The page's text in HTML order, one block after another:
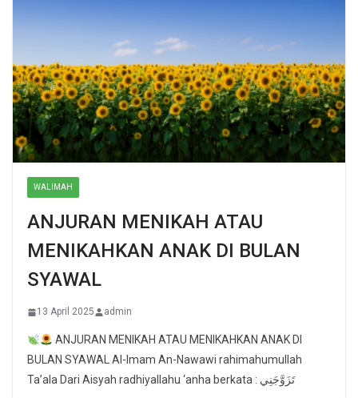
WALIMAH
ANJURAN MENIKAH ATAU
MENIKAHKAN ANAK DI BULAN
SYAWAL
13 April 2025 admin
ANJURAN MENIKAH ATAU MENIKAHKAN ANAK DI
BULAN SYAWAL Al-Imam An-Nawawi rahimahumullah
Ta’ala Dari Aisyah radhiyallahu ‘anha berkata : تَزَوَّجَنِي